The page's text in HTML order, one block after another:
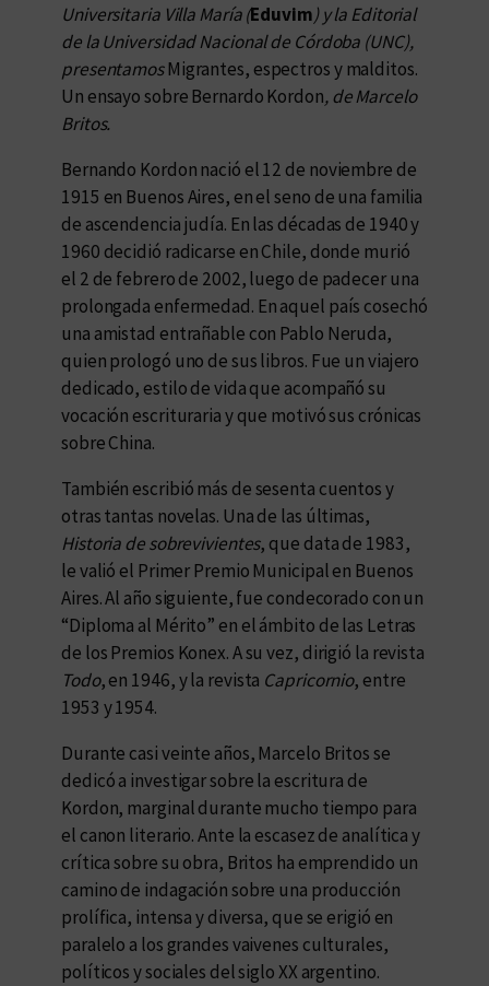
Universitaria Villa María (Eduvim) y la Editorial
de la Universidad Nacional de Córdoba (UNC),
presentamosMigrantes, espectros y malditos.
Un ensayo sobre Bernardo Kordon, de Marcelo
Britos.
Bernando Kordon nació el 12 de noviembre de
1915 en Buenos Aires, en el seno de una familia
de ascendencia judía. En las décadas de 1940 y
1960 decidió radicarse en Chile, donde murió
el 2 de febrero de 2002, luego de padecer una
prolongada enfermedad. En aquel país cosechó
una amistad entrañable con Pablo Neruda,
quien prologó uno de sus libros. Fue un viajero
dedicado, estilo de vida que acompañó su
vocación escrituraria y que motivó sus crónicas
sobre China.
También escribió más de sesenta cuentos y
otras tantas novelas. Una de las últimas,
Historia de sobrevivientes, que data de 1983,
le valió el Primer Premio Municipal en Buenos
Aires. Al año siguiente, fue condecorado con un
“Diploma al Mérito” en el ámbito de las Letras
de los Premios Konex. A su vez, dirigió la revista
Todo, en 1946, y la revista Capricornio, entre
1953 y 1954.
Durante casi veinte años, Marcelo Britos se
dedicó a investigar sobre la escritura de
Kordon, marginal durante mucho tiempo para
el canon literario. Ante la escasez de analítica y
crítica sobre su obra, Britos ha emprendido un
camino de indagación sobre una producción
prolífica, intensa y diversa, que se erigió en
paralelo a los grandes vaivenes culturales,
políticos y sociales del siglo XX argentino.